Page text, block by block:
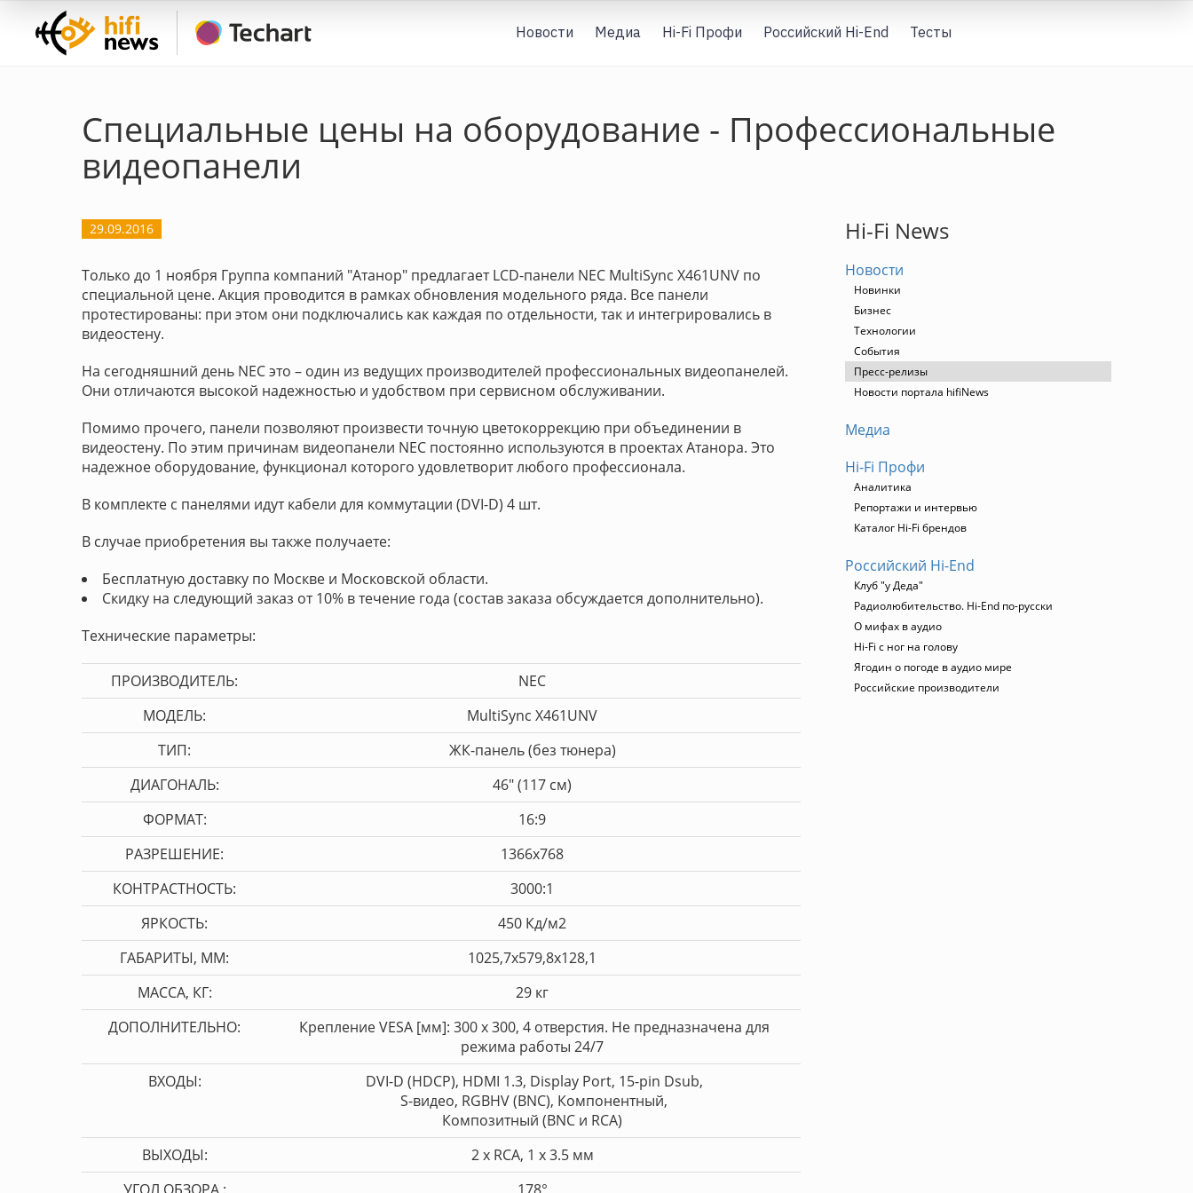
Новости Медиа Hi-Fi Профи Российский Hi-End Тесты
Специальные цены на оборудование - Профессиональные
видеопанели
29.09.2016
Только до 1 ноября Группа компаний "Атанор" предлагает LCD-панели NEC MultiSync X461UNV по
специальной цене. Акция проводится в рамках обновления модельного ряда. Все панели
протестированы: при этом они подключались как каждая по отдельности, так и интегрировались в
видеостену.
На сегодняшний день NEC это – один из ведущих производителей профессиональных видеопанелей.
Они отличаются высокой надежностью и удобством при сервисном обслуживании.
Помимо прочего, панели позволяют произвести точную цветокоррекцию при объединении в
видеостену. По этим причинам видеопанели NEC постоянно используются в проектах Атанора. Это
надежное оборудование, функционал которого удовлетворит любого профессионала.
В комплекте с панелями идут кабели для коммутации (DVI-D) 4 шт.
В случае приобретения вы также получаете:
Бесплатную доставку по Москве и Московской области.
Скидку на следующий заказ от 10% в течение года (состав заказа обсуждается дополнительно).
Технические параметры:
ПРОИЗВОДИТЕЛЬ:
NEC
МОДЕЛЬ:
MultiSync X461UNV
ТИП:
ЖК-панель (без тюнера)
ДИАГОНАЛЬ:
46" (117 см)
ФОРМАТ:
16:9
РАЗРЕШЕНИЕ:
1366x768
КОНТРАСТНОСТЬ:
3000:1
ЯРКОСТЬ:
450 Кд/м2
ГАБАРИТЫ, ММ:
1025,7x579,8x128,1
МАССА, КГ:
29 кг
ДОПОЛНИТЕЛЬНО:
Крепление VESA [мм]: 300 х 300, 4 отверстия. Не предназначена для
режима работы 24/7
ВХОДЫ:
DVI-D (HDCP), HDMI 1.3, Display Port, 15-pin Dsub,
S-видео, RGBHV (BNC), Компонентный,
Композитный (BNC и RCA)
ВЫХОДЫ:
2 x RCA, 1 x 3.5 мм
Hi-Fi News
Новости
Новинки
Бизнес
Технологии
События
Пресс-релизы
Новости портала hifiNews
Медиа
Hi-Fi Профи
Аналитика
Репортажи и интервью
Каталог Hi-Fi брендов
Российский Hi-End
Клуб "у Деда"
Радиолюбительство. Hi-End по-русски
О мифах в аудио
Hi-Fi с ног на голову
Ягодин о погоде в аудио мире
Российские производители